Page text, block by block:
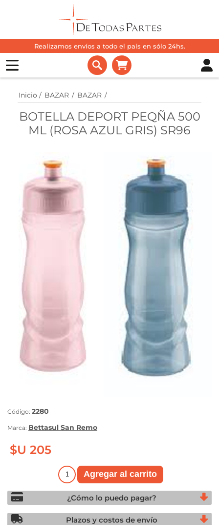
Realizamos envíos a todo el país en sólo 24hs.
Inicio / BAZAR / BAZAR /
BOTELLA DEPORT PEQÑA 500
ML (ROSA AZUL GRIS) SR96
Código: 2280
Marca: Bettasul San Remo
$U 205
¿Cómo lo puedo pagar?
Plazos y costos de envío